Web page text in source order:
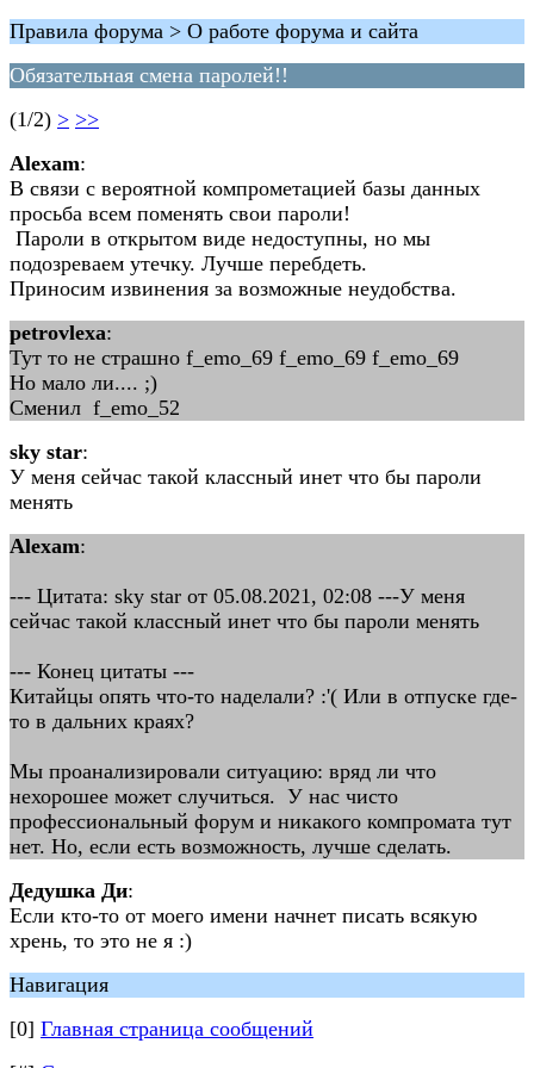
Правила форума > О работе форума и сайта
Обязательная смена паролей!!
(1/2) > >>
Alexam:
В связи с вероятной компрометацией базы данных
просьба всем поменять свои пароли!
Пароли в открытом виде недоступны, но мы
подозреваем утечку. Лучше перебдеть.
Приносим извинения за возможные неудобства.
petrovlexa:
Тут то не страшно f_emo_69 f_emo_69 f_emo_69
Но мало ли.... ;)
Сменил f_emo_52
sky star:
У меня сейчас такой классный инет что бы пароли
менять
Alexam:
--- Цитата: sky star от 05.08.2021, 02:08 ---У меня
сейчас такой классный инет что бы пароли менять
--- Конец цитаты ---
Китайцы опять что-то наделали? :'( Или в отпуске где-
то в дальних краях?
Мы проанализировали ситуацию: вряд ли что
нехорошее может случиться. У нас чисто
профессиональный форум и никакого компромата тут
нет. Но, если есть возможность, лучше сделать.
Дедушка Ди:
Если кто-то от моего имени начнет писать всякую
хрень, то это не я :)
Навигация
[0] Главная страница сообщений